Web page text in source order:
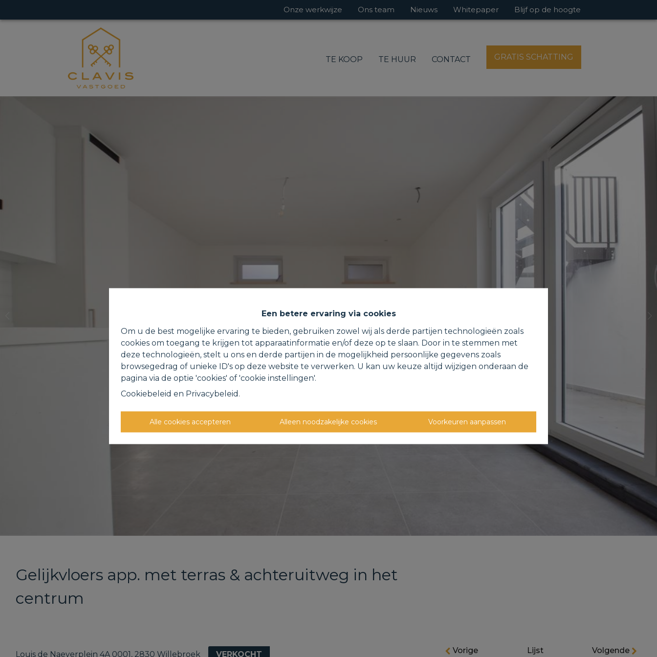
Een betere ervaring via cookies
Om u de best mogelijke ervaring te bieden, gebruiken zowel wij als derde partijen technologieën zoals
cookies om toegang te krijgen tot apparaatinformatie en/of deze op te slaan. Door in te stemmen met
deze technologieën, stelt u ons en derde partijen in de mogelijkheid persoonlijke gegevens zoals
browsegedrag of unieke ID's op deze website te verwerken. U kan uw keuze altijd wijzigen onderaan de
pagina via de optie 'cookies' of 'cookie instellingen'.
Cookiebeleid en Privacybeleid .
Alle cookies accepteren Alleen noodzakelijke cookies Voorkeuren aanpassen
Onze werkwijze Ons team Nieuws Whitepaper Blijf op de hoogte
TE KOOP TE HUUR CONTACT GRATIS SCHATTING
Gelijkvloers app. met terras & achteruitweg in het
centrum
Louis de Naeyerplein 4A 0001, 2830 Willebroek VERKOCHT Vorige Lijst Volgende